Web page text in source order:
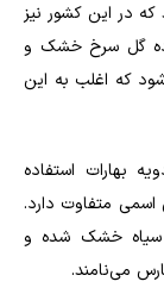
که در این کشور نیز
گل سرخ خشک و
که اغلب به این
بهارات استفاده
اسمی متفاوت دارد.
سیاه خشک شده و
می‌نامند.